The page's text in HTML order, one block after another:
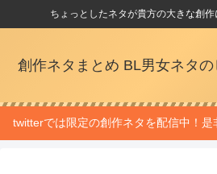
ちょっとしたネタが貴方の大きな創作
創作ネタまとめ BL男女ネタ
twitterでは限定の創作ネタを配信中！是